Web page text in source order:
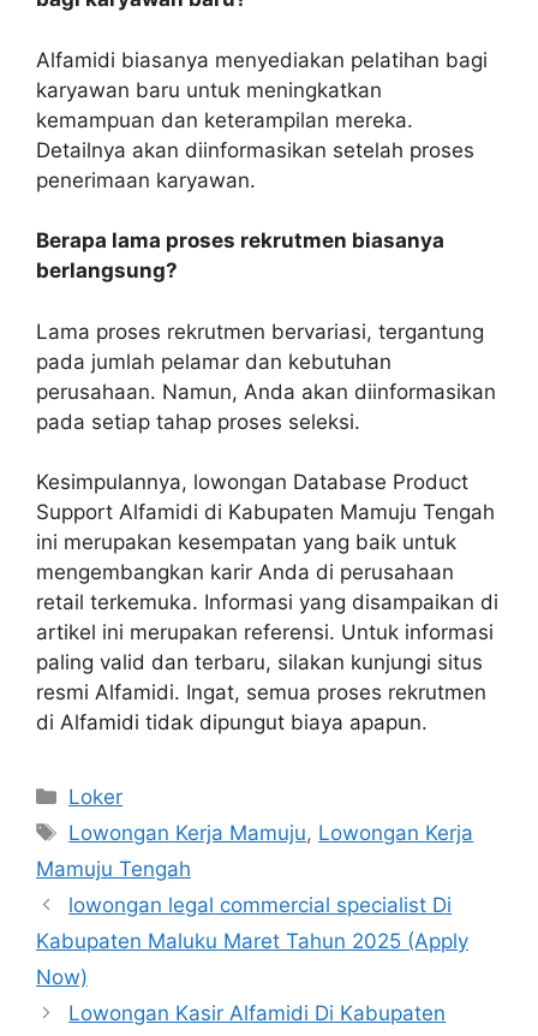
Alfamidi biasanya menyediakan pelatihan bagi
karyawan baru untuk meningkatkan
kemampuan dan keterampilan mereka.
Detailnya akan diinformasikan setelah proses
penerimaan karyawan.
Berapa lama proses rekrutmen biasanya
berlangsung?
Lama proses rekrutmen bervariasi, tergantung
pada jumlah pelamar dan kebutuhan
perusahaan. Namun, Anda akan diinformasikan
pada setiap tahap proses seleksi.
Kesimpulannya, lowongan Database Product
Support Alfamidi di Kabupaten Mamuju Tengah
ini merupakan kesempatan yang baik untuk
mengembangkan karir Anda di perusahaan
retail terkemuka. Informasi yang disampaikan di
artikel ini merupakan referensi. Untuk informasi
paling valid dan terbaru, silakan kunjungi situs
resmi Alfamidi. Ingat, semua proses rekrutmen
di Alfamidi tidak dipungut biaya apapun.
Kategori
Loker
Tag
Lowongan Kerja Mamuju, Lowongan Kerja
Mamuju Tengah
lowongan legal commercial specialist Di
Kabupaten Maluku Maret Tahun 2025 (Apply
Now)
Lowongan Kasir Alfamidi Di Kabupaten